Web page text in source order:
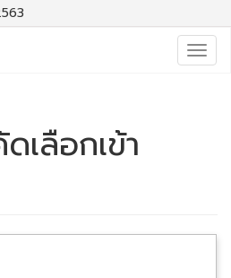
เลือกเข้า